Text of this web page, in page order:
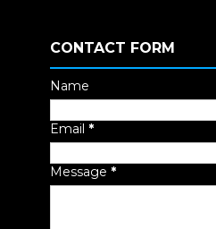
CONTACT FORM
Name
Email *
Message *